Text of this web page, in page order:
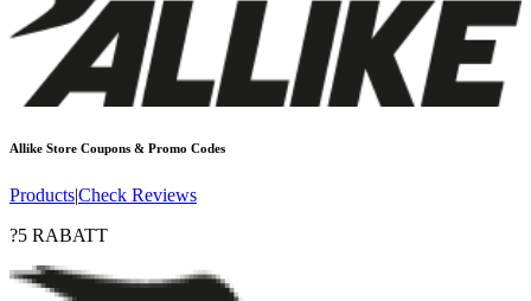
Allike Store Coupons & Promo Codes
Products|Check Reviews
?5 RABATT